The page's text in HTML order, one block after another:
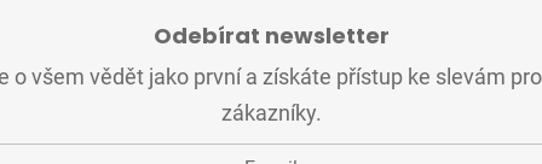
Odebírat newsletter
o všem vědět jako první a získáte přístup ke slevám
zákazníky.